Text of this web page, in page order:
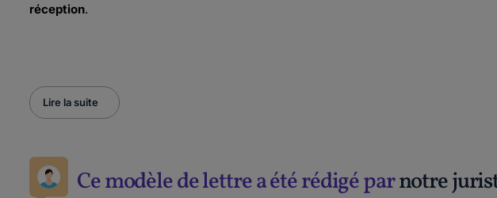
réception.
Lire la suite
Ce modèle de lettre a été rédigé parnotre